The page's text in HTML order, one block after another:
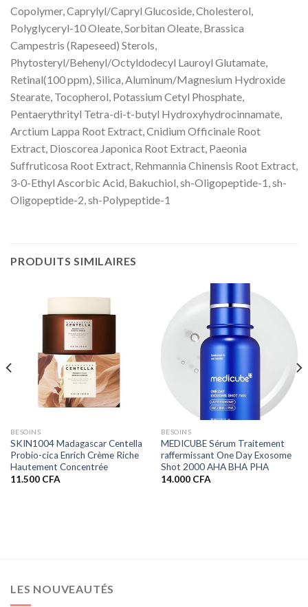
Copolymer, Caprylyl/Capryl Glucoside, Cholesterol,
Polyglyceryl-10 Oleate, Sorbitan Oleate, Brassica
Campestris (Rapeseed) Sterols,
Phytosteryl/Behenyl/Octyldodecyl Lauroyl Glutamate,
Retinal(100 ppm), Silica, Aluminum/Magnesium Hydroxide
Stearate, Tocopherol, Potassium Cetyl Phosphate,
Pentaerythrityl Tetra-di-t-butyl Hydroxyhydrocinnamate,
Arctium Lappa Root Extract, Cnidium Officinale Root
Extract, Dioscorea Japonica Root Extract, Paeonia
Suffruticosa Root Extract, Rehmannia Chinensis Root Extract,
3-0-Ethyl Ascorbic Acid, Bakuchiol, sh-Oligopeptide-1, sh-
Oligopeptide-2, sh-Polypeptide-1
PRODUITS SIMILAIRES
BESOINS
SKIN1004 Madagascar Centella
Probio-cica Enrich Crème Riche
Hautement Concentrée
11.500 CFA
BESOINS
MEDICUBE Sérum Traitement
raffermissant One Day Exosome
Shot 2000 AHA BHA PHA
14.000 CFA
LES NOUVEAUTÉS